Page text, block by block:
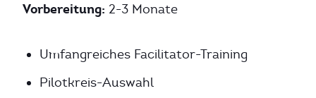
Vorbereitung: 2-3 Monate
Umfangreiches Facilitator-Training
Pilotkreis-Auswahl